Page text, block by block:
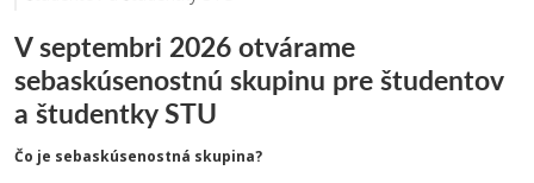
V septembri 2026 otvárame
sebaskúsenostnú skupinu pre študentov
a študentky STU
Čo je sebaskúsenostná skupina?